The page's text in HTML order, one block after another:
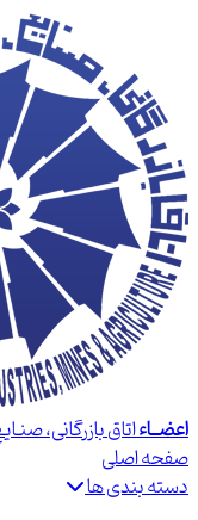
اعضــاءاتاق بازرگانی،
صفحه اصلی
دسته بندی ها